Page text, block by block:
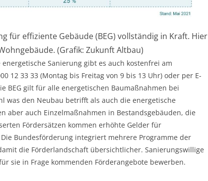
für effiziente Gebäude (BEG) vollständig in Kraft. Hier
(Grafik: Zukunft Altbau)
Sanierung gibt es auch kostenfrei am
12 33 33 (Montag bis Freitag von 9 bis 13 Uhr) oder per E-
BEG gilt für alle energetischen Baumaßnahmen bei
was den Neubau betrifft als auch die energetische
aber auch Einzelmaßnahmen in Bestandsgebäuden, die
Fördersätzen kommen erhöhte Gelder für
Bundesförderung integriert mehrere Programme der
die Förderlandschaft übersichtlicher. Sanierungswillige
sie in Frage kommenden Förderangebote bewerben.